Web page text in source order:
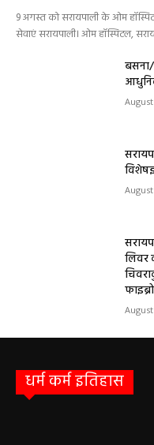
9 अगस्त को सरायपाली के ओम
सेवाएं सरायपाली। ओम हॉस्पिटल,
लिवर
धर्म कर्म इतिहास